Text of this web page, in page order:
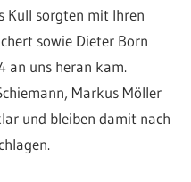
Kull sorgten mit Ihren
sowie Dieter Born
an uns heran kam.
Markus Möller
und bleiben damit nach